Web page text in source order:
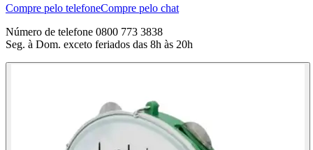
Compre pelo telefoneCompre pelo chat
Número de telefone 0800 773 3838
Seg. à Dom. exceto feriados das 8h às 20h